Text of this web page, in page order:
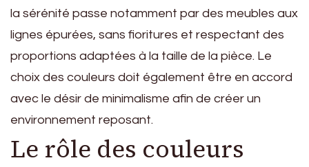
la sérénité passe notamment par des meubles aux
lignes épurées, sans fioritures et respectant des
proportions adaptées à la taille de la pièce. Le
choix des couleurs doit également être en accord
avec le désir de minimalisme afin de créer un
environnement reposant.
Le rôle des couleurs